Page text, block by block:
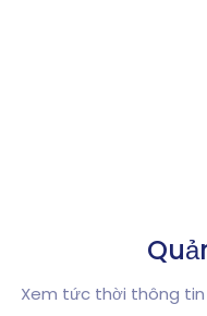
Xem tức thời thông tin